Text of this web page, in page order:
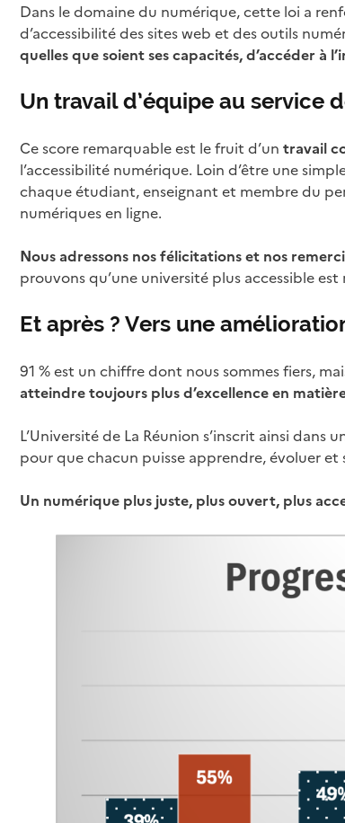
Dans le domaine du numérique, cette loi a
d’accessibilité des sites web et des outils
quelles que soient ses capacités, d’accéder à
Un travail d’équipe au service
Ce score remarquable est le fruit d’un travail
l’accessibilité numérique. Loin d’être une
chaque étudiant, enseignant et membre du
numériques en ligne.
Nous adressons nos félicitations et nos
prouvons qu’une université plus accessible
Et après ? Vers une
91 % est un chiffre dont nous sommes fiers,
atteindre toujours plus d’excellence en
L’Université de La Réunion s’inscrit ainsi
pour que chacun puisse apprendre, évoluer et
Un numérique plus juste, plus ouvert, plus